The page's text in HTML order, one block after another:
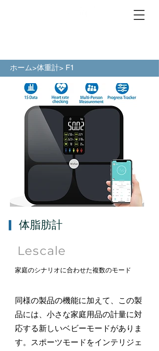
ホーム>体重計> F1
▎ 体脂肪計
Lescale
家庭のシナリオに合わせた複数のモード
同様の製品の機能に加えて、この製
品には、小さな家庭用品の計量に対
応する新しいベビーモードがありま
す。スポーツモードをインテリジェ